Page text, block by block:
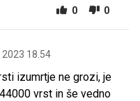
0 0
2023 18.54
izumrtje ne grozi, je
vrst in še vedno